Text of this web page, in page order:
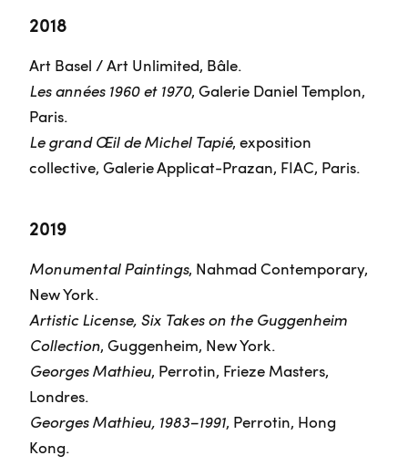
2018
Art Basel / Art Unlimited, Bâle.
Les années 1960 et 1970, Galerie Daniel Templon,
Paris.
Le grand Œil de Michel Tapié, exposition
collective, Galerie Applicat-Prazan, FIAC, Paris.
2019
Monumental Paintings, Nahmad Contemporary,
New York.
Artistic License, Six Takes on the Guggenheim
Collection, Guggenheim, New York.
Georges Mathieu, Perrotin, Frieze Masters,
Londres.
Georges Mathieu, 1983–1991, Perrotin, Hong
Kong.